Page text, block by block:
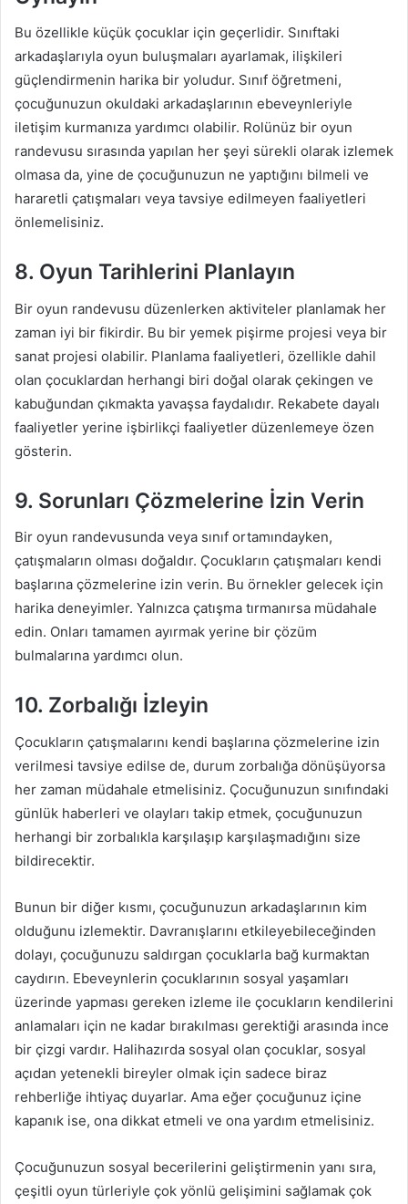
Bu özellikle küçük çocuklar için geçerlidir. Sınıftaki
arkadaşlarıyla oyun buluşmaları ayarlamak, ilişkileri
güçlendirmenin harika bir yoludur. Sınıf öğretmeni,
çocuğunuzun okuldaki arkadaşlarının ebeveynleriyle
iletişim kurmanıza yardımcı olabilir. Rolünüz bir oyun
randevusu sırasında yapılan her şeyi sürekli olarak izlemek
olmasa da, yine de çocuğunuzun ne yaptığını bilmeli ve
hararetli çatışmaları veya tavsiye edilmeyen faaliyetleri
önlemelisiniz.
8. Oyun Tarihlerini Planlayın
Bir oyun randevusu düzenlerken aktiviteler planlamak her
zaman iyi bir fikirdir. Bu bir yemek pişirme projesi veya bir
sanat projesi olabilir. Planlama faaliyetleri, özellikle dahil
olan çocuklardan herhangi biri doğal olarak çekingen ve
kabuğundan çıkmakta yavaşsa faydalıdır. Rekabete dayalı
faaliyetler yerine işbirlikçi faaliyetler düzenlemeye özen
gösterin.
9. Sorunları Çözmelerine İzin Verin
Bir oyun randevusunda veya sınıf ortamındayken,
çatışmaların olması doğaldır. Çocukların çatışmaları kendi
başlarına çözmelerine izin verin. Bu örnekler gelecek için
harika deneyimler. Yalnızca çatışma tırmanırsa müdahale
edin. Onları tamamen ayırmak yerine bir çözüm
bulmalarına yardımcı olun.
10. Zorbalığı İzleyin
Çocukların çatışmalarını kendi başlarına çözmelerine izin
verilmesi tavsiye edilse de, durum zorbalığa dönüşüyorsa
her zaman müdahale etmelisiniz. Çocuğunuzun sınıfındaki
günlük haberleri ve olayları takip etmek, çocuğunuzun
herhangi bir zorbalıkla karşılaşıp karşılaşmadığını size
bildirecektir.
Bunun bir diğer kısmı, çocuğunuzun arkadaşlarının kim
olduğunu izlemektir. Davranışlarını etkileyebileceğinden
dolayı, çocuğunuzu saldırgan çocuklarla bağ kurmaktan
caydırın. Ebeveynlerin çocuklarının sosyal yaşamları
üzerinde yapması gereken izleme ile çocukların kendilerini
anlamaları için ne kadar bırakılması gerektiği arasında ince
bir çizgi vardır. Halihazırda sosyal olan çocuklar, sosyal
açıdan yetenekli bireyler olmak için sadece biraz
rehberliğe ihtiyaç duyarlar. Ama eğer çocuğunuz içine
kapanık ise, ona dikkat etmeli ve ona yardım etmelisiniz.
Çocuğunuzun sosyal becerilerini geliştirmenin yanı sıra,
çeşitli oyun türleriyle çok yönlü gelişimini sağlamak çok